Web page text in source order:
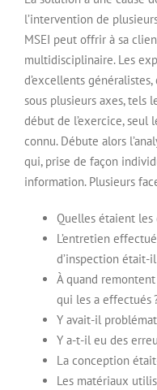
l’intervention de
MSEI peut offrir à sa
multidisciplinaire. Les
d’excellents
sous plusieurs axes, tels
début de l’exercice, seul
connu. Débute alors
qui, prise de façon
information. Plusieurs
Quelles étaient les
L’entretien
d’inspection était-
À quand
qui les a effectués
Y avait-il
Y a-t-il eu des
La conception
Les matériaux